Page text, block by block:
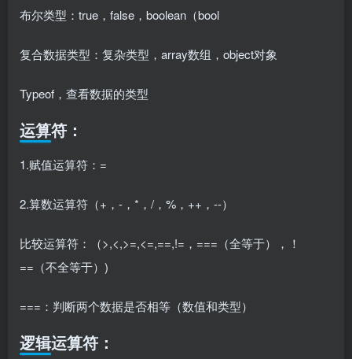
布尔类型：true，false，boolean（bool
复合数据类型：复杂类型，array数组，object对象
Typeof，查看数据的类型
运算符：
1.赋值运算符：=
2.算数运算符（+，-，*，/，%，++，--）
比较运算符：（>,<,>=,<=,==,!=，===（全等于），！
==（不全等于）)
===：判断两个数据是否相等（数值和类型）
逻辑运算符：